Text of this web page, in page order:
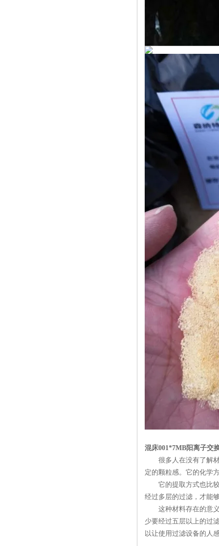
混床001*7MB阳离子交
很多人在没有了解材
定的颗粒感。它的化学
它的提取方式也比较
经过多层的过滤，才能
这种材料存在的意义
少要经过五层以上的过
以让使用过滤设备的人